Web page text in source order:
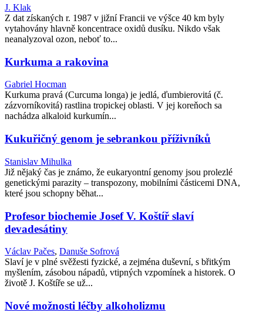
J. Klak
Z dat získaných r. 1987 v jižní Francii ve výšce 40 km byly
vytahovány hlavně koncentrace oxidů dusíku. Nikdo však
neanalyzoval ozon, neboť to...
Kurkuma a rakovina
Gabriel Hocman
Kurkuma pravá (Curcuma longa) je jedlá, ďumbierovitá (č.
zázvorníkovitá) rastlina tropickej oblasti. V jej koreňoch sa
nachádza alkaloid kurkumín...
Kukuřičný genom je sebrankou příživníků
Stanislav Mihulka
Již nějaký čas je známo, že eukaryontní genomy jsou prolezlé
genetickými parazity – transpozony, mobilními částicemi DNA,
které jsou schopny běhat...
Profesor biochemie Josef V. Koštíř slaví
devadesátiny
Václav Pačes, Danuše Sofrová
Slaví je v plné svěžesti fyzické, a zejména duševní, s břitkým
myšlením, zásobou nápadů, vtipných vzpomínek a historek. O
životě J. Koštíře se už...
Nové možnosti léčby alkoholizmu